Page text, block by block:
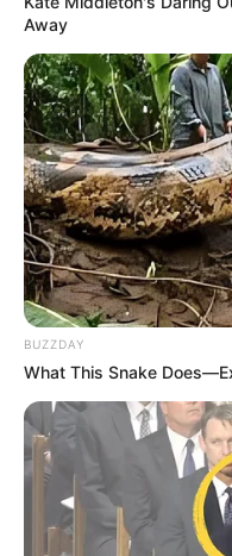
Away
BUZZDAY
What This Snake